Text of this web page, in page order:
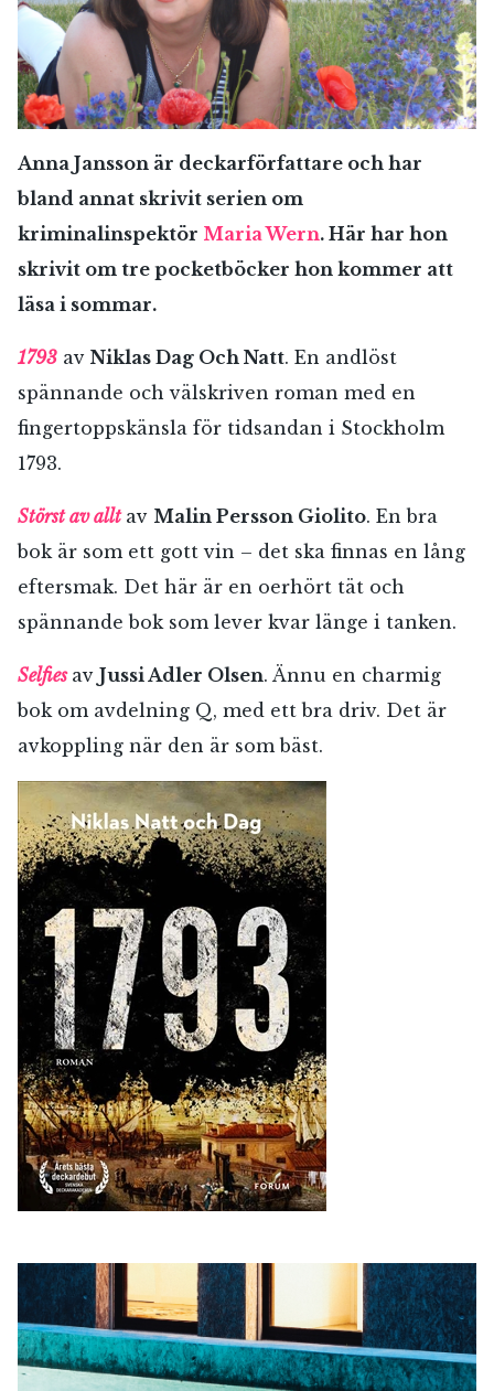
Anna Jansson är deckarförfattare och har
bland annat skrivit serien om
kriminalinspektör Maria Wern. Här har hon
skrivit om tre pocketböcker hon kommer att
läsa i sommar.
1793 av Niklas Dag Och Natt. En andlöst
spännande och välskriven roman med en
fingertoppskänsla för tidsandan i Stockholm
1793.
Störst av allt av Malin Persson Giolito. En bra
bok är som ett gott vin – det ska finnas en lång
eftersmak. Det här är en oerhört tät och
spännande bok som lever kvar länge i tanken.
Selfies av Jussi Adler Olsen. Ännu en charmig
bok om avdelning Q, med ett bra driv. Det är
avkoppling när den är som bäst.